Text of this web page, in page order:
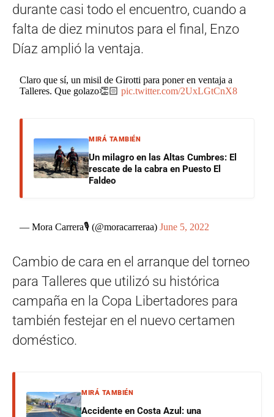
durante casi todo el encuentro, cuando a
falta de diez minutos para el final, Enzo
Díaz amplió la ventaja.
Claro que sí, un misil de Girotti para poner en ventaja a
Talleres. Que golazo👏🏻pic.twitter.com/2UxLGtCnX8
MIRÁ TAMBIÉN
Un milagro en las Altas Cumbres: El
rescate de la cabra en Puesto El
Faldeo
— Mora Carrera🎙 (@moracarreraa)June 5, 2022
Cambio de cara en el arranque del torneo
para Talleres que utilizó su histórica
campaña en la Copa Libertadores para
también festejar en el nuevo certamen
doméstico.
MIRÁ TAMBIÉN
Accidente en Costa Azul: una